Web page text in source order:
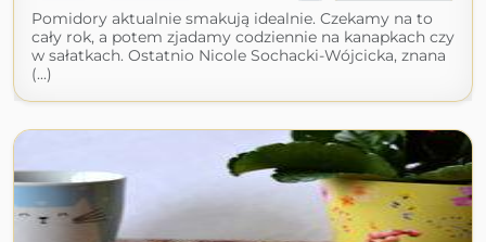
Pomidory aktualnie smakują idealnie. Czekamy na to
cały rok, a potem zjadamy codziennie na kanapkach czy
w sałatkach. Ostatnio Nicole Sochacki-Wójcicka, znana
(...)